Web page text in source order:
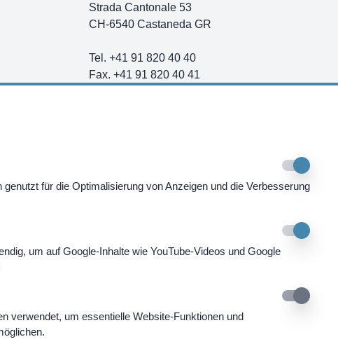
für die Optimalisierung von Anzeigen und die Verbesserung
um auf Google-Inhalte wie YouTube-Videos und Google
verwendet, um essentielle Website-Funktionen und
Strada Cantonale 53
CH-6540 Castaneda GR
Tel. +41 91 820 40 40
Fax. +41 91 820 40 41
|